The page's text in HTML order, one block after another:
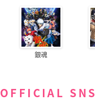
銀魂
OFFICIAL SNS